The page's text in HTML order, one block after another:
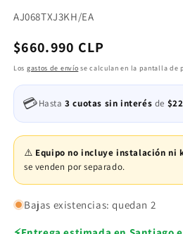
SKU:
AJ068TXJ3KH/EA
Precio
habitual
$660.990 CLP
Los gastos de envío se calculan en la pantalla de
💳Hasta3 cuotas sin interés de
⚠️ Equipo no incluye instalación ni
se venden por separado.
Bajas existencias: quedan 2